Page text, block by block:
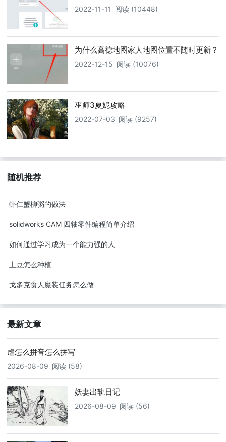
2022-11-11 阅读 (10448)
为什么高德地图家人地图位置不随时更新？
2022-12-15 阅读 (10076)
巫师3夏妮攻略
2022-07-03 阅读 (9257)
随机推荐
虾仁蟹柳粥的做法
solidworks CAM 四轴零件编程简单介绍
如何通过学习成为一个能力强的人
土豆怎么种植
戈多克食人魔装任务怎么做
最新文章
虐怎么拼音怎么拼写
2026-08-09 阅读 (58)
妖妻出轨日记
2026-08-09 阅读 (56)